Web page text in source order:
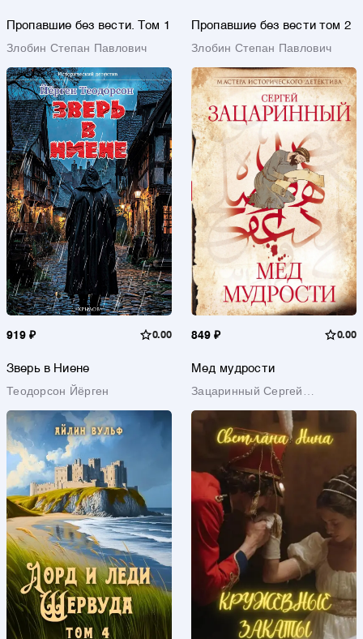
Пропавшие без вести. Том 1
Злобин Степан Павлович
Пропавшие без вести том 2
Злобин Степан Павлович
919 ₽ 0.00
Зверь в Ниене
Теодорсон Йёрген
849 ₽ 0.00
Мед мудрости
Зацаринный Сергей